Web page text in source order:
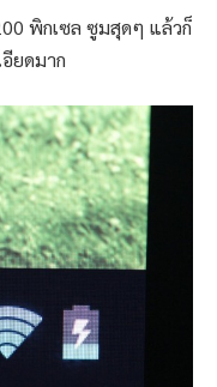
พิกเซล ซูมสุดๆ แล้วก็
ยดมาก